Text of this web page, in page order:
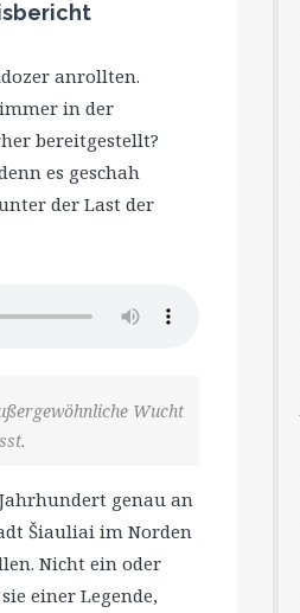
anrollten.
in der
bereitgestellt?
es geschah
der Last der
Wucht
genau an
Šiauliai im Norden
Nicht ein oder
einer Legende,